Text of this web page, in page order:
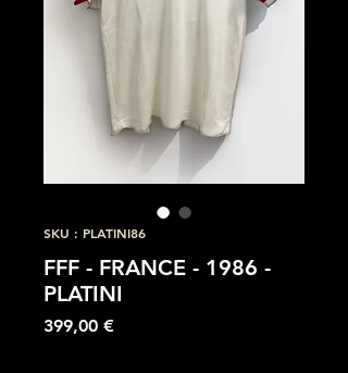
SKU : PLATINI86
FFF - FRANCE - 1986 -
PLATINI
399,00 €Prix